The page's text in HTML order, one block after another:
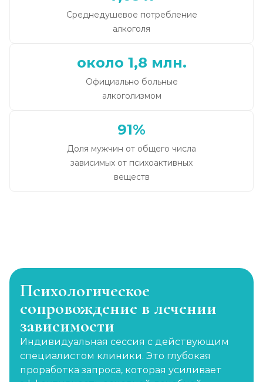
Среднедушевое потребление
алкоголя
около 1,8 млн.
Официально больные
алкоголизмом
91%
Доля мужчин от общего числа
зависимых от психоактивных
веществ
Психологическое
сопровождение в лечении
зависимости
Индивидуальная сессия с действующим
специалистом клиники. Это глубокая
проработка запроса, которая усиливает